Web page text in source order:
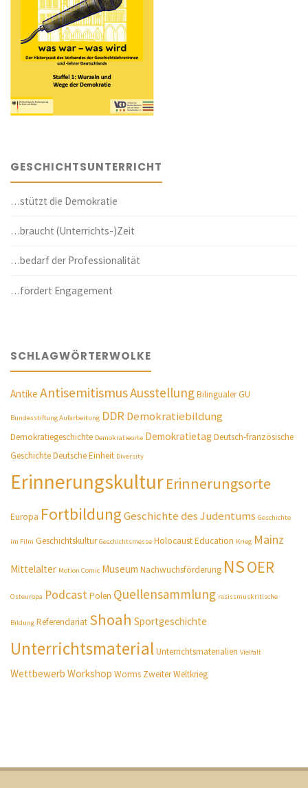
GESCHICHTSUNTERRICHT
…stützt die Demokratie
…braucht (Unterrichts-)Zeit
…bedarf der Professionalität
…fördert Engagement
SCHLAGWÖRTERWOLKE
Antike AntisemitismusAusstellungBilingualer GU
Bundesstiftung Aufarbeitung DDR Demokratiebildung
Demokratiegeschichte Demokratieorte Demokratietag Deutsch-französische
GeschichteDeutsche Einheit Diversity
ErinnerungskulturErinnerungsorte
Europa Fortbildung Geschichte des Judentums Geschichte
im Film Geschichtskultur Geschichtsmesse Holocaust Education Krieg Mainz
Mittelalter Motion Comic Museum Nachwuchsförderung NSOER
Osteuropa PodcastPolen Quellensammlung rasissmuskritische
Bildung Referendariat Shoah Sportgeschichte
UnterrichtsmaterialUnterrichtsmaterialien Vielfalt
Wettbewerb Workshop Worms Zweiter Weltkrieg